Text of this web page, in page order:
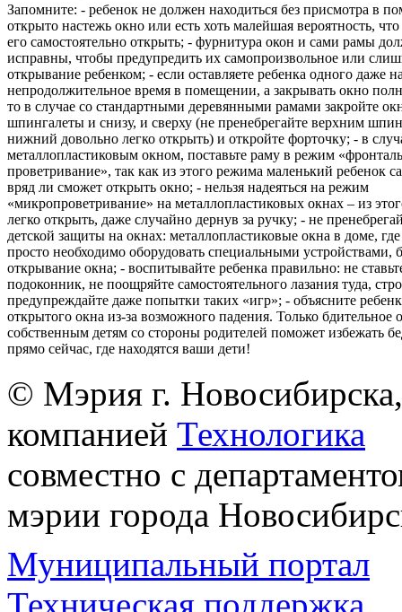
Запомните: - ребенок не должен находиться без присмотра в
открыто настежь окно или есть хоть малейшая вероятность,
его самостоятельно открыть; - фурнитура окон и сами рамы
исправны, чтобы предупредить их самопроизвольное или
открывание ребенком; - если оставляете ребенка одного даже
непродолжительное время в помещении, а закрывать окно
то в случае со стандартными деревянными рамами закройте
шпингалеты и снизу, и сверху (не пренебрегайте верхним
нижний довольно легко открыть) и откройте форточку; - в
металлопластиковым окном, поставьте раму в режим
проветривание», так как из этого режима маленький ребенок
вряд ли сможет открыть окно; - нельзя надеяться на режим
«микропроветривание» на металлопластиковых окнах – из
легко открыть, даже случайно дернув за ручку; - не
детской защиты на окнах: металлопластиковые окна в доме, где
просто необходимо оборудовать специальными
открывание окна; - воспитывайте ребенка правильно: не
подоконник, не поощряйте самостоятельного лазания туда,
предупреждайте даже попытки таких «игр»; - объясните
открытого окна из-за возможного падения. Только бдительное
собственным детям со стороны родителей поможет избежать
прямо сейчас, где находятся ваши дети!
© Мэрия г.
компанией Технологика
совместно с
мэрии города
Муниципальный портал